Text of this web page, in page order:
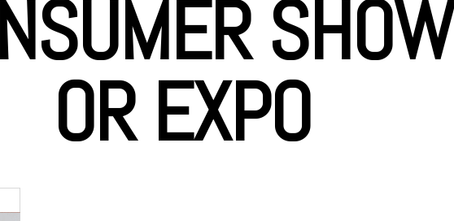
SHOW
OR EXPO